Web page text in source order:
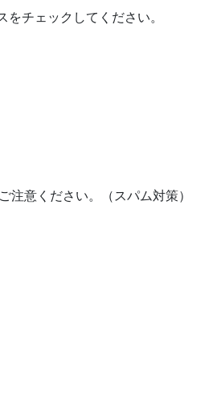
チェックしてください。
注意ください。（スパム対策）